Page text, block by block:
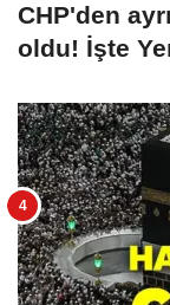
CHP'den
oldu! İşte